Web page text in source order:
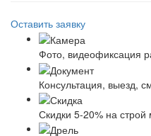
Оставить заявку
Фото, видеофиксация
Консультация, выезд,
Скидки 5-20% на